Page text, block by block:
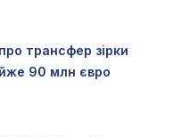
трансфер зірки
90 млн євро